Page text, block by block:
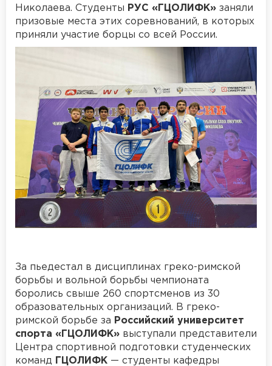
Николаева. Студенты РУС «ГЦОЛИФК» заняли
призовые места этих соревнований, в которых
приняли участие борцы со всей России.
За пьедестал в дисциплинах греко-римской
борьбы и вольной борьбы чемпионата
боролись свыше 260 спортсменов из 30
образовательных организаций. В греко-
римской борьбе за Российский университет
спорта «ГЦОЛИФК» выступали представители
Центра спортивной подготовки студенческих
команд
ГЦОЛИФК — студенты кафедры